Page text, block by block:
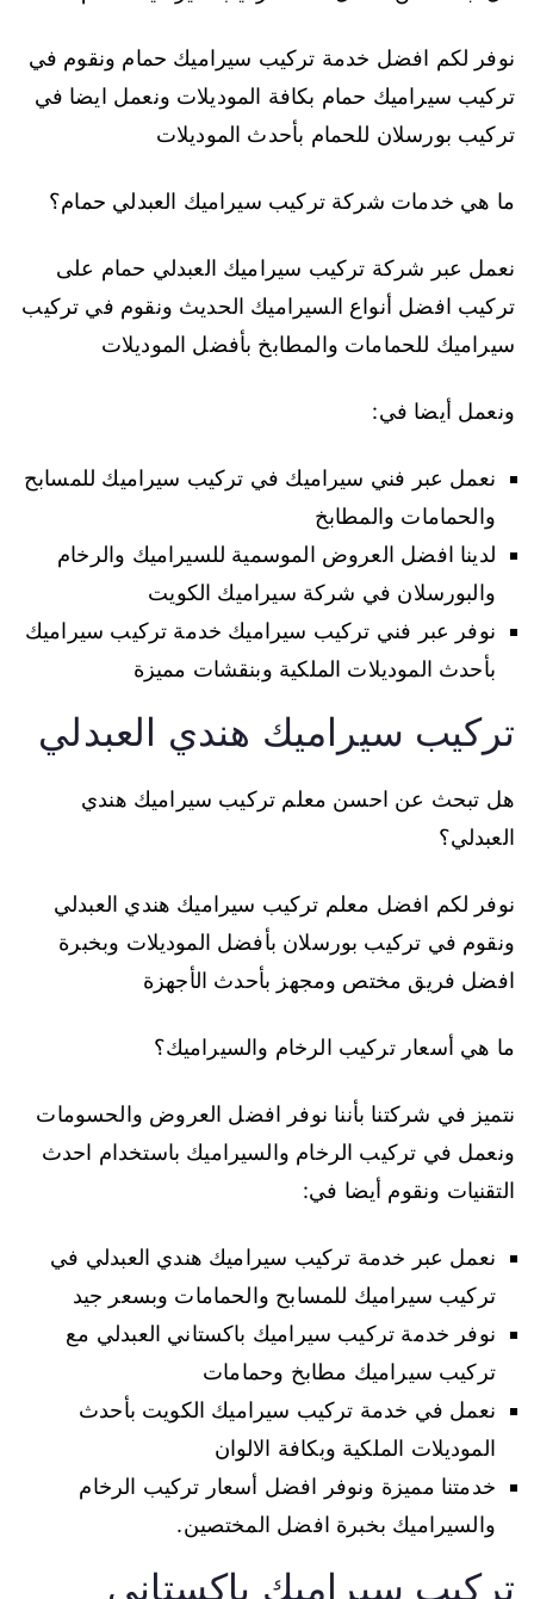
نوفر لكم افضل خدمة تركيب سيراميك حمام ونقوم في
تركيب سيراميك حمام بكافة الموديلات ونعمل ايضا في
تركيب بورسلان للحمام بأحدث الموديلات
ما هي خدمات شركة تركيب سيراميك العبدلي حمام؟
نعمل عبر شركة تركيب سيراميك العبدلي حمام على
تركيب افضل أنواع السيراميك الحديث ونقوم في تركيب
سيراميك للحمامات والمطابخ بأفضل الموديلات
ونعمل أيضا في:
نعمل عبر فني سيراميك في تركيب سيراميك للمسابح
والحمامات والمطابخ
لدينا افضل العروض الموسمية للسيراميك والرخام
والبورسلان في شركة سيراميك الكويت
نوفر عبر فني تركيب سيراميك خدمة تركيب سيراميك
بأحدث الموديلات الملكية وبنقشات مميزة
تركيب سيراميك هندي العبدلي
هل تبحث عن احسن معلم تركيب سيراميك هندي
العبدلي؟
نوفر لكم افضل معلم تركيب سيراميك هندي العبدلي
ونقوم في تركيب بورسلان بأفضل الموديلات وبخبرة
افضل فريق مختص ومجهز بأحدث الأجهزة
ما هي أسعار تركيب الرخام والسيراميك؟
نتميز في شركتنا بأننا نوفر افضل العروض والحسومات
ونعمل في تركيب الرخام والسيراميك باستخدام احدث
التقنيات ونقوم أيضا في:
نعمل عبر خدمة تركيب سيراميك هندي العبدلي في
تركيب سيراميك للمسابح والحمامات وبسعر جيد
نوفر خدمة تركيب سيراميك باكستاني العبدلي مع
تركيب سيراميك مطابخ وحمامات
نعمل في خدمة تركيب سيراميك الكويت بأحدث
الموديلات الملكية وبكافة الالوان
خدمتنا مميزة ونوفر افضل أسعار تركيب الرخام
والسيراميك بخبرة افضل المختصين.
تركيب سيراميك باكستاني